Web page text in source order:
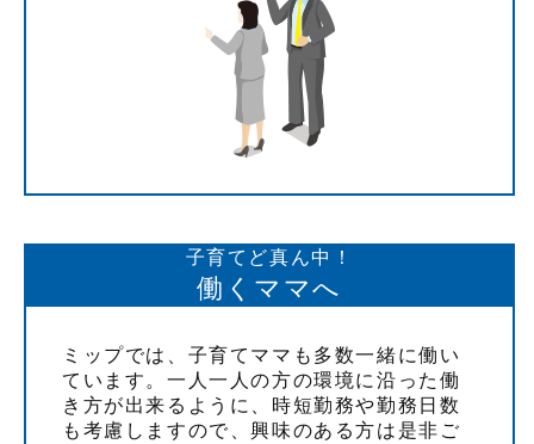
子育てど真ん中！
働くママへ
ミップでは、子育てママも多数一緒に働い
ています。一人一人の方の環境に沿った働
き方が出来るように、時短勤務や勤務日数
も考慮しますので、興味のある方は是非ご